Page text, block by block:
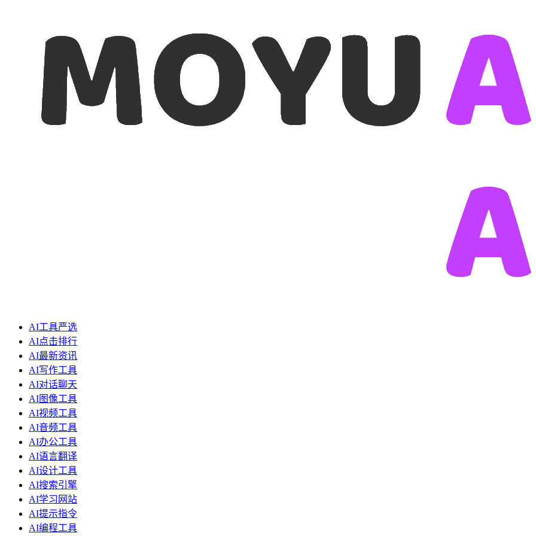
AI工具严选
AI点击排行
AI最新资讯
AI写作工具
AI对话聊天
AI图像工具
AI视频工具
AI音频工具
AI办公工具
AI语言翻译
AI设计工具
AI搜索引擎
AI学习网站
AI提示指令
AI编程工具